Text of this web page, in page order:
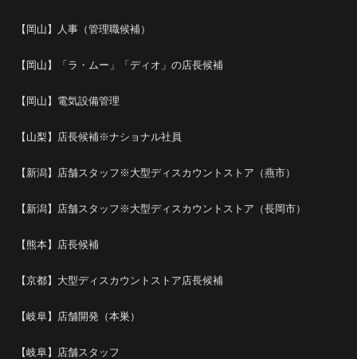
【岡山】人事（管理職候補）
【岡山】「ラ・ムー」「ディオ」の店長候補
【岡山】電気設備管理
【山梨】店長候補※ナショナル社員
【新潟】店舗スタッフ※大型ディスカウントストア（燕市）
【新潟】店舗スタッフ※大型ディスカウントストア（長岡市）
【熊本】店長候補
【京都】大型ディスカウントストア店長候補
【岐阜】店舗開発（本巣）
【岐阜】店舗スタッフ